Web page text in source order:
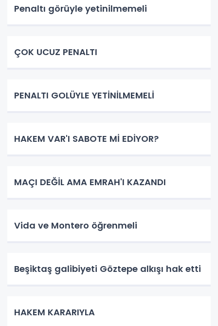
Penaltı görüyle yetinilmemeli
ÇOK UCUZ PENALTI
PENALTI GOLÜYLE YETİNİLMEMELİ
HAKEM VAR'I SABOTE Mİ EDİYOR?
MAÇI DEĞİL AMA EMRAH'I KAZANDI
Vida ve Montero öğrenmeli
Beşiktaş galibiyeti Göztepe alkışı hak etti
HAKEM KARARIYLA